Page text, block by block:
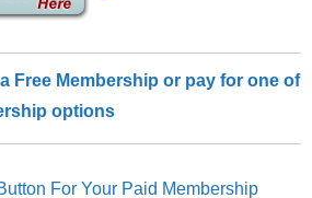
Free Membership or pay for one of
options
For Your Paid Membership